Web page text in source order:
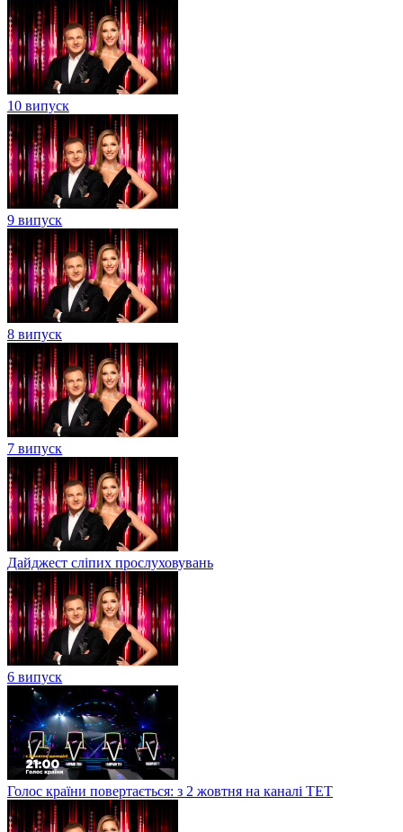
10 випуск
9 випуск
8 випуск
7 випуск
Дайджест сліпих прослуховувань
6 випуск
Голос країни повертається: з 2 жовтня на каналі ТЕТ